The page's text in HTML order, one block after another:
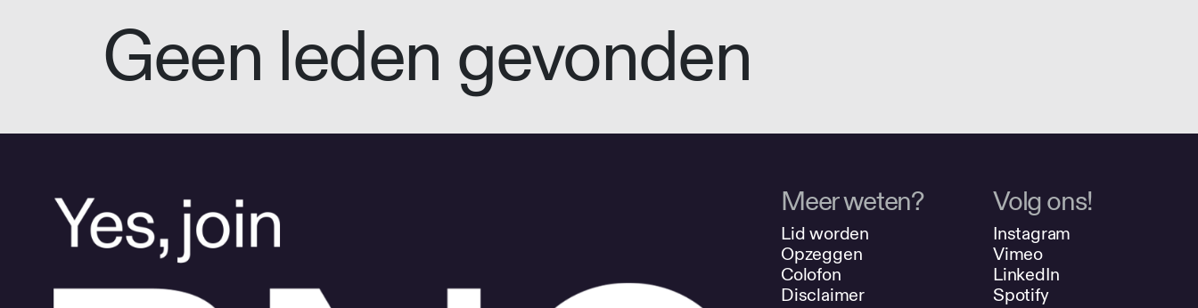
Geen leden gevonden
Meer weten?
Lid worden
Opzeggen
Colofon
Disclaimer
Volg ons!
Instagram
Vimeo
LinkedIn
Spotify